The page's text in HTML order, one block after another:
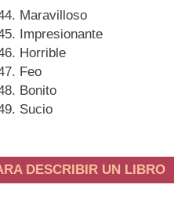
Maravilloso
Impresionante
Horrible
Feo
Bonito
Sucio
DESCRIBIR UN LIBRO